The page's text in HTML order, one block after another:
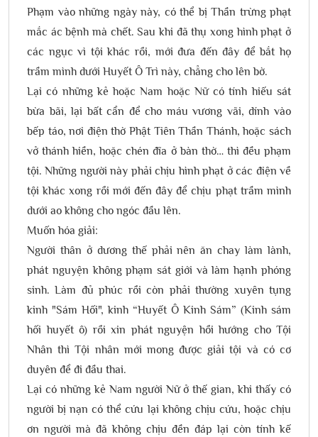
Phạm vào những ngày này, có thể bị Thần trừng phạt
mắc ác bệnh mà chết. Sau khi đã thụ xong hình phạt ở
các ngục vì tội khác rồi, mới đưa đến đây để bắt họ
trầm mình dưới Huyết Ô Trì này, chẳng cho lên bờ.
Lại có những kẻ hoặc Nam hoặc Nữ có tính hiếu sát
bừa bãi, lại bất cẩn để cho máu vương vãi, dính vào
bếp táo, nơi điện thờ Phật Tiên Thần Thánh, hoặc sách
vở thánh hiền, hoặc chén đĩa ở bàn thờ… thì đều phạm
tội. Những người này phải chịu hình phạt ở các điện về
tội khác xong rồi mới đến đây để chịu phạt trầm mình
dưới ao không cho ngóc đầu lên.
Muốn hóa giải:
Người thân ở dương thế phải nên ăn chay làm lành,
phát nguyện không phạm sát giới và làm hạnh phóng
sinh. Làm đủ phúc rồi còn phải thường xuyên tụng
kinh "Sám Hối", kinh “Huyết Ô Kinh Sám” (Kinh sám
hối huyết ô) rồi xin phát nguyện hồi hướng cho Tội
Nhân thì Tội nhân mới mong được giải tội và có cơ
duyên để đi đầu thai.
Lại có những kẻ Nam người Nữ ở thế gian, khi thấy có
người bị nạn có thể cứu lại không chịu cứu, hoặc chịu
ơn người mà đã không chịu đền đáp lại còn tính kế